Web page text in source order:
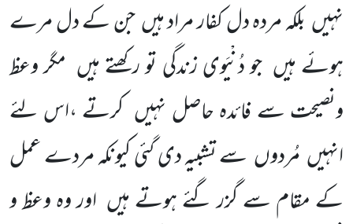
نہیں بلکہ مردہ دل کفار مراد ہیں جن کے دل مرے
ہوئے ہیں جو دُنْیَوی زندگی تو رکھتے ہیں مگر وعظ
ونصیحت سے فائدہ حاصل نہیں کرتے ،اس لئے
انہیں مُردوں سے تشبیہ دی گئی کیونکہ مردے عمل
کے مقام سے گزر گئے ہوتے ہیں اور وہ وعظ و